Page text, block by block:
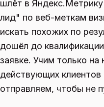
шлёт в
лид" по веб-меткам
искать похожих по
дошёл до
заявке. Учим только на
действующих
отправляем, чтобы не